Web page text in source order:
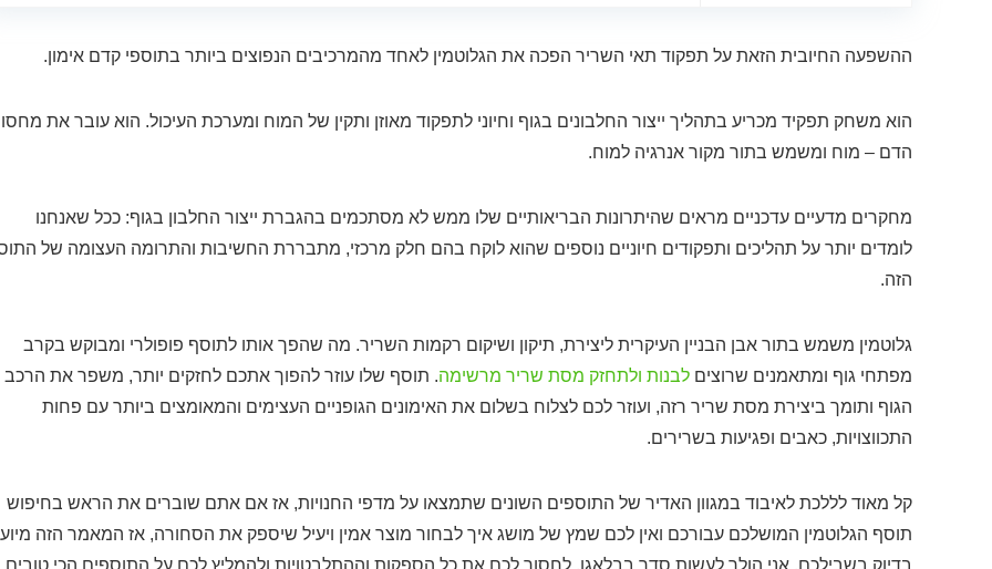
ההשפעה החיובית הזאת על תפקוד תאי השריר הפכה את הגלוטמין לאחד מהמרכיבים הנפוצים ביותר בתוספי קדם אימון.
הוא משחק תפקיד מכריע בתהליך ייצור החלבונים בגוף וחיוני לתפקוד מאוזן ותקין של המוח ומערכת העיכול. הוא עובר את
הדם – מוח ומשמש בתור מקור אנרגיה למוח.
מחקרים מדעיים עדכניים מראים שהיתרונות הבריאותיים שלו ממש לא מסתכמים בהגברת ייצור החלבון בגוף: ככל שאנחנו
לומדים יותר על תהליכים ותפקודים חיוניים נוספים שהוא לוקח בהם חלק מרכזי, מתבררת החשיבות והתרומה העצומה של
הזה.
גלוטמין משמש בתור אבן הבניין העיקרית ליצירת, תיקון ושיקום רקמות השריר. מה שהפך אותו לתוסף פופולרי ומבוקש בקרב
מפתחי גוף ומתאמנים שרוצים לבנות ולתחזק מסת שריר מרשימה. תוסף שלו עוזר להפוך אתכם לחזקים יותר, משפר את הרכב
הגוף ותומך ביצירת מסת שריר רזה, ועוזר לכם לצלוח בשלום את האימונים הגופניים העצימים והמאומצים ביותר עם פחות
התכווצויות, כאבים ופגיעות בשרירים.
קל מאוד לללכת לאיבוד במגוון האדיר של התוספים השונים שתמצאו על מדפי החנויות, אז אם אתם שוברים את הראש בחיפוש
תוסף הגלוטמין המושלכם עבורכם ואין לכם שמץ של מושג איך לבחור מוצר אמין ויעיל שיספק את הסחורה, אז המאמר הזה
בדיוק בשבילכם. אני הולך לעשות סדר בבלאגן, לחסוך לכם את כל הספקות וההתלבטויות ולהמליץ לכם על התוספים הכי טובים